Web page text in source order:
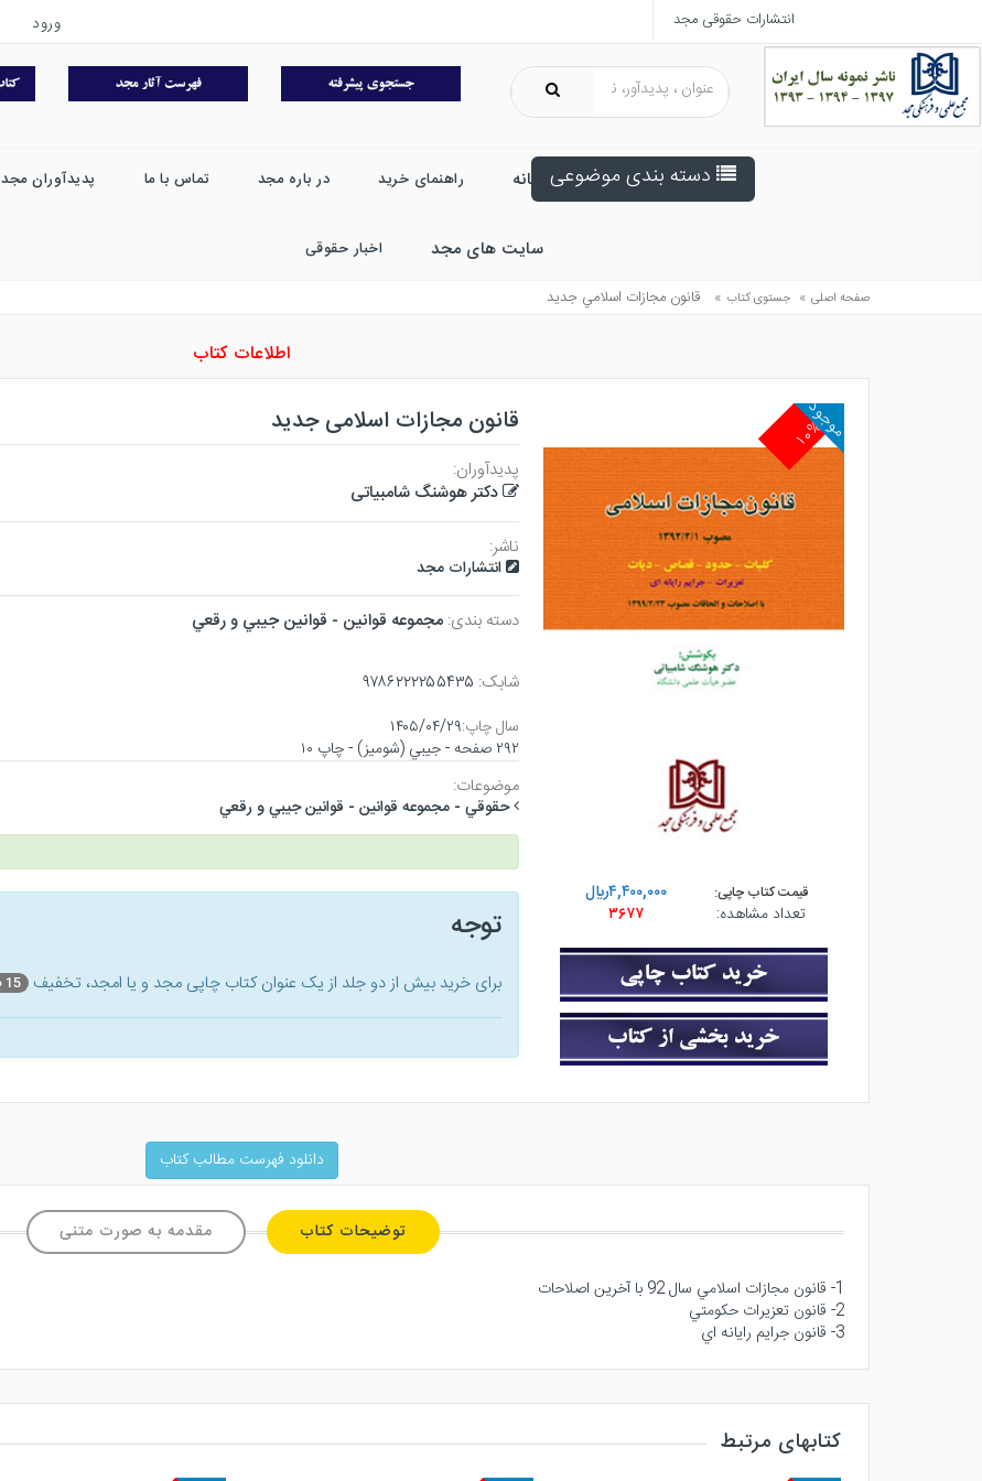
انتشارات حقوقی مجد ورود
دسته بندی موضوعی خانه راهنمای خرید در باره مجد تماس با ما پدیدآوران مجد
سایت های مجد اخبار حقوقی
صفحه اصلی » جستوی کتاب » قانون مجازات اسلامي جديد
اطلاعات کتاب
۱۰%
موجود
قیمت کتاب چاپی:
۴,۴۰۰,۰۰۰ريال
تعداد مشاهده:
۳۶۷۷
قانون مجازات اسلامی جدید
پدیدآوران:
دکتر هوشنگ شامبیاتی
ناشر:
انتشارات مجد
دسته بندی:مجموعه قوانين - قوانين جيبي و رقعي
شابک: ۹۷۸۶۲۲۲۲۵۵۴۳۵
سال چاپ:۱۴۰۵/۰۴/۲۹
۲۹۲ صفحه - جيبي (شوميز) - چاپ ۱۰
موضوعات:
حقوقي - مجموعه قوانين - قوانين جيبي و رقعي
توجه
برای خرید بیش از دو جلد از یک عنوان کتاب‌ چاپی مجد و یا امجد، تخفیف 15 درصد
دانلود فهرست مطالب کتاب
توضیحات کتاب مقدمه به صورت متنی
1- قانون مجازات اسلامي سال 92 با آخرين اصلاحات
2- قانون تعزيرات حكومتي
3- قانون جرايم رايانه اي
کتابهای مرتبط